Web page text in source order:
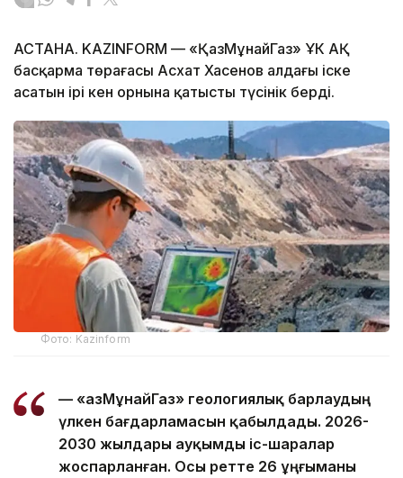
АСТАНА. KAZINFORM — «ҚазМұнайГаз» ҰК АҚ
басқарма төрағасы Асхат Хасенов алдағы іске
асатын ірі кен орнына қатысты түсінік берді.
Фото: Kazinform
— «ҚазМұнайГаз» геологиялық барлаудың
үлкен бағдарламасын қабылдады. 2026-
2030 жылдары ауқымды іс-шаралар
жоспарланған. Осы ретте 26 ұңғыманы